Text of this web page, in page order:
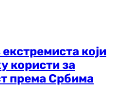
који
користи за
према Србима